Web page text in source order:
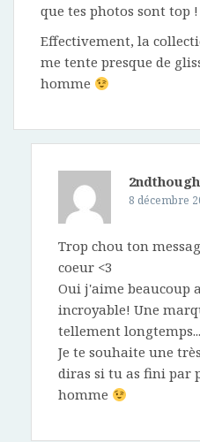
que tes photos sont top !
Effectivement, la
me tente presque de
homme
8 décembre
Trop chou ton
coeur <3
Oui j'aime beaucoup
incroyable! Une
tellement longtemps...
Je te souhaite une
diras si tu as fini par
homme